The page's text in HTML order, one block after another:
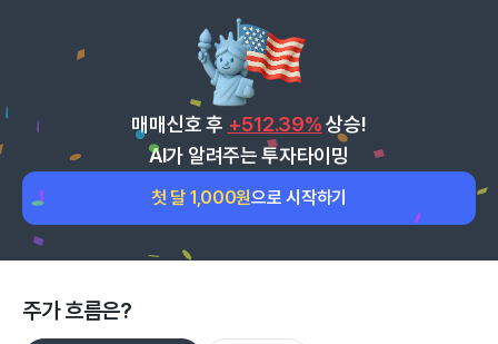
매매신호 후 +512.39% 상승!
AI가 알려주는 투자타이밍
첫 달 1,000원으로 시작하기
주가 흐름은?